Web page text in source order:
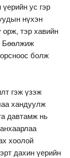
ус гэр
нүхэн
орж, тэр хавийн
Бөөлжиж
болж
гэж үзэж
хандуулж
давтамж нь
хоолой
дахин үерийн